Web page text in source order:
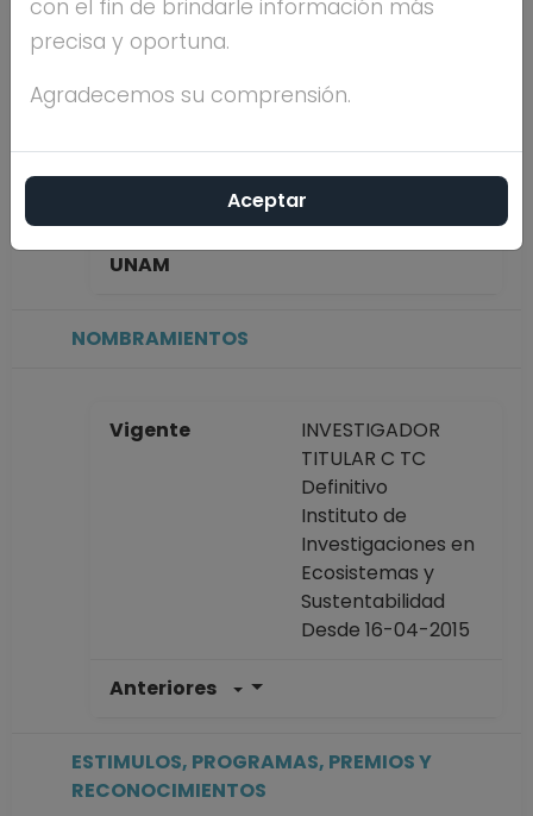
RAMOS
estudios
Antigüedad
UNAM
NOMBRAMIENTOS
Vigente
INVESTIGADOR
TITULAR C TC
Definitivo
Instituto de
Investigaciones en
Ecosistemas y
Sustentabilidad
Desde 16-04-2015
Anteriores
Centro de
ESTIMULOS, PROGRAMAS, PREMIOS Y
RECONOCIMIENTOS
con el fin de brindarle información más
precisa y oportuna.
Agradecemos su comprensión.
Aceptar